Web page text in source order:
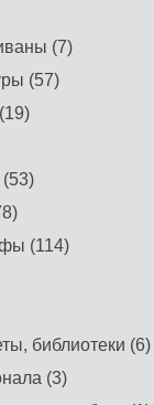
Купить
(7)
(57)
(114)
библиотеки (6)
(3)